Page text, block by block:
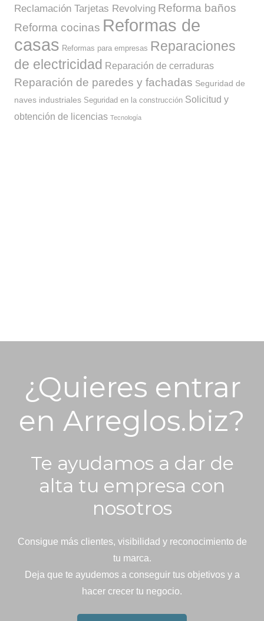
Reclamación Tarjetas Revolving Reforma baños
Reforma cocinas Reformas de
casas Reformas para empresas Reparaciones
de electricidad Reparación de cerraduras
Reparación de paredes y fachadas Seguridad de
naves industriales Seguridad en la construcción Solicitud y
obtención de licencias Tecnología
¿Quieres entrar
en Arreglos.biz?
Te ayudamos a dar de
alta tu empresa con
nosotros
Consigue más clientes, visibilidad y reconocimiento de
tu marca.
Deja que te ayudemos a conseguir tus objetivos y a
hacer crecer tu negocio.